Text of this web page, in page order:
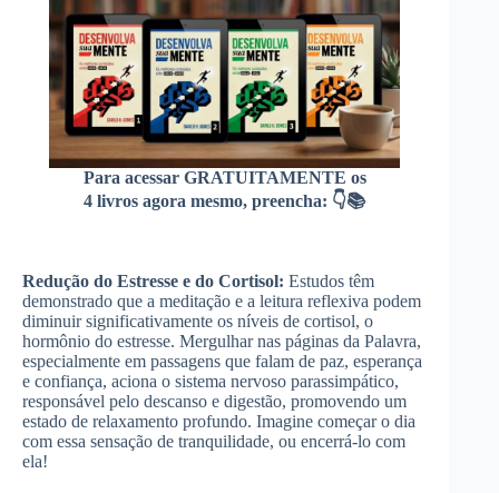
Para acessar GRATUITAMENTE os
4 livros agora mesmo, preencha: 👇📚
Redução do Estresse e do Cortisol: Estudos têm
demonstrado que a meditação e a leitura reflexiva podem
diminuir significativamente os níveis de cortisol, o
hormônio do estresse. Mergulhar nas páginas da Palavra,
especialmente em passagens que falam de paz, esperança
e confiança, aciona o sistema nervoso parassimpático,
responsável pelo descanso e digestão, promovendo um
estado de relaxamento profundo. Imagine começar o dia
com essa sensação de tranquilidade, ou encerrá-lo com
ela!